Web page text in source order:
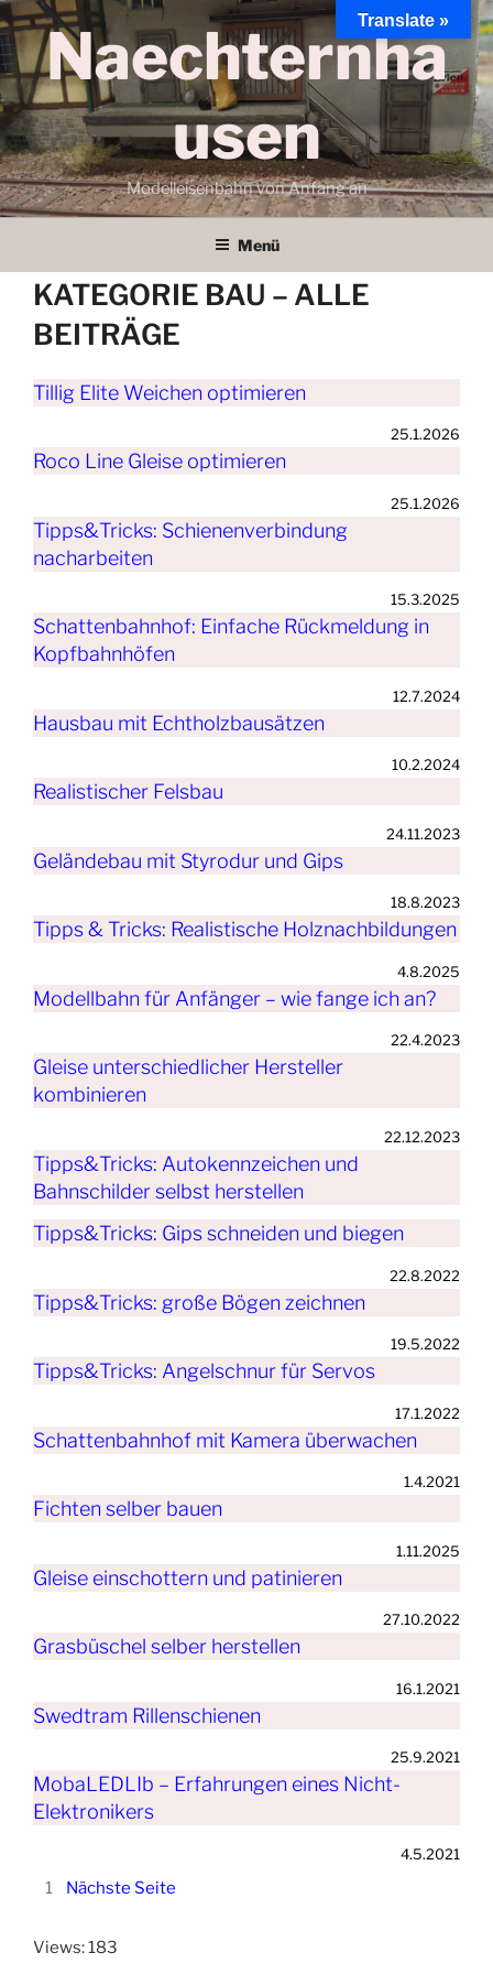
Zum
Inhalt
springenNaechternha
usen
Modelleisenbahn von Anfang an
Menü
KATEGORIE BAU – ALLE
BEITRÄGE
Tillig Elite Weichen optimieren
25.1.2026
Roco Line Gleise optimieren
25.1.2026
Tipps&Tricks: Schienenverbindung
nacharbeiten
15.3.2025
Schattenbahnhof: Einfache Rückmeldung in
Kopfbahnhöfen
12.7.2024
Hausbau mit Echtholzbausätzen
10.2.2024
Realistischer Felsbau
24.11.2023
Geländebau mit Styrodur und Gips
18.8.2023
Tipps & Tricks: Realistische Holznachbildungen
4.8.2025
Modellbahn für Anfänger – wie fange ich an?
22.4.2023
Gleise unterschiedlicher Hersteller
kombinieren
22.12.2023
Tipps&Tricks: Autokennzeichen und
Bahnschilder selbst herstellen
Tipps&Tricks: Gips schneiden und biegen
22.8.2022
Tipps&Tricks: große Bögen zeichnen
19.5.2022
Tipps&Tricks: Angelschnur für Servos
17.1.2022
Schattenbahnhof mit Kamera überwachen
1.4.2021
Fichten selber bauen
1.11.2025
Gleise einschottern und patinieren
27.10.2022
Grasbüschel selber herstellen
16.1.2021
Swedtram Rillenschienen
25.9.2021
MobaLEDLIb – Erfahrungen eines Nicht-
Elektronikers
4.5.2021
1 Nächste Seite
Views: 183
Translate »